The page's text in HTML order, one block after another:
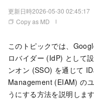
更新日時2026-05-30 02:45:17
Copy as MD
このトピックでは、
ロバイダー (IdP) として
ンオン (SSO) を通じて
Management (EIAM) の
うにする方法を説明します